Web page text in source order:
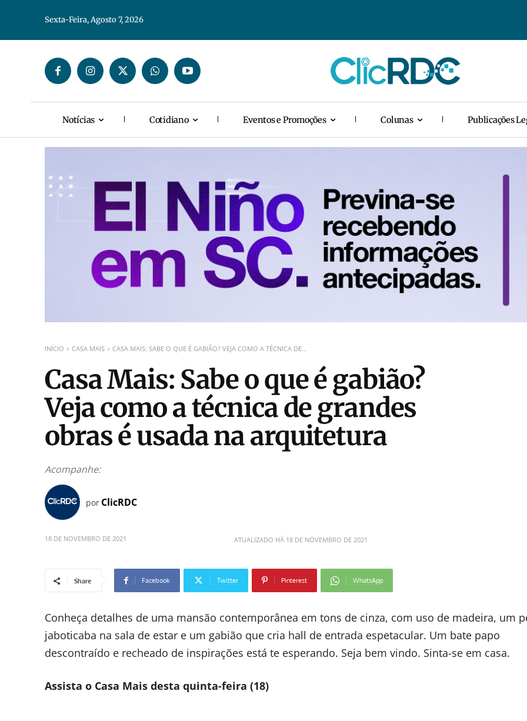
Sexta-Feira, Agosto 7, 2026
Notícias Cotidiano Eventos e Promoções Colunas Publicações
INÍCIO CASA MAIS CASA MAIS: SABE O QUE É GABIÃO? VEJA COMO A TÉCNICA DE...
Casa Mais: Sabe o que é gabião?
Veja como a técnica de grandes
obras é usada na arquitetura
Acompanhe:
por ClicRDC
18 DE NOVEMBRO DE 2021 ATUALIZADO HÁ 18 DE NOVEMBRO DE 2021
Share Facebook Twitter Pinterest WhatsApp
Conheça detalhes de uma mansão contemporânea em tons de cinza, com uso de madeira, um
jaboticaba na sala de estar e um gabião que cria hall de entrada espetacular. Um bate papo
descontraído e recheado de inspirações está te esperando. Seja bem vindo. Sinta-se em casa.
Assista o Casa Mais desta quinta-feira (18)